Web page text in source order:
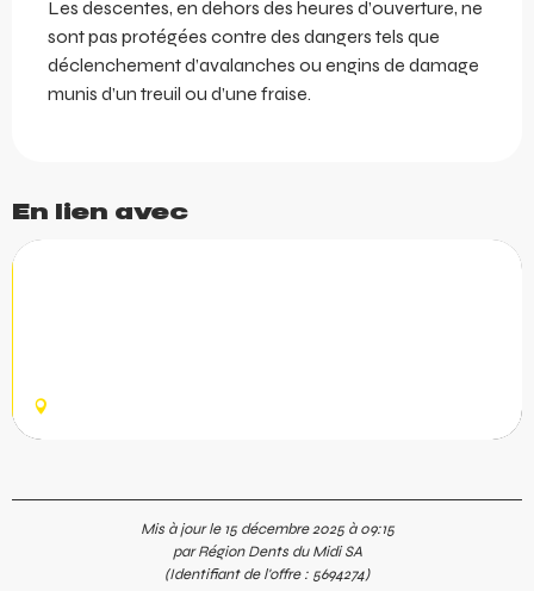
Les descentes, en dehors des heures d’ouverture, ne
sont pas protégées contre des dangers tels que
déclenchement d’avalanches ou engins de damage
munis d’un treuil ou d’une fraise.
En lien avec
Mis à jour le 15 décembre 2025 à 09:15
par Région Dents du Midi SA
(Identifiant de l'offre : 5694274)